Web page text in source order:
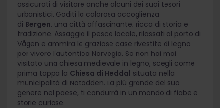
assicurati di visitare anche alcuni dei suoi tesori
urbanistici. Goditi la calorosa accoglienza
di Bergen, una città affascinante, ricca di storia e
tradizione. Assaggia il pesce locale, rilassati al porto di
Vågen e ammira le graziose case rivestite di legno
per vivere l'autentica Norvegia. Se non hai mai
visitato una chiesa medievale in legno, scegli come
prima tappa la Chiesa di Heddal situata nella
municipalità di Notodden. La più grande del suo
genere nel paese, ti condurrà in un mondo di fiabe e
storie curiose.